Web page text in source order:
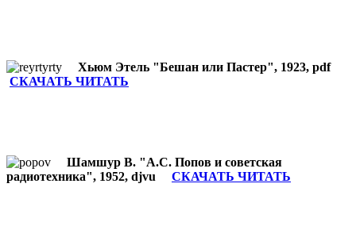
Хьюм Этель "Бешан или Пастер", 1923, pdf
СКАЧАТЬ ЧИТАТЬ
Шамшур В. "А.С. Попов и советская
радиотехника", 1952, djvu СКАЧАТЬ ЧИТАТЬ